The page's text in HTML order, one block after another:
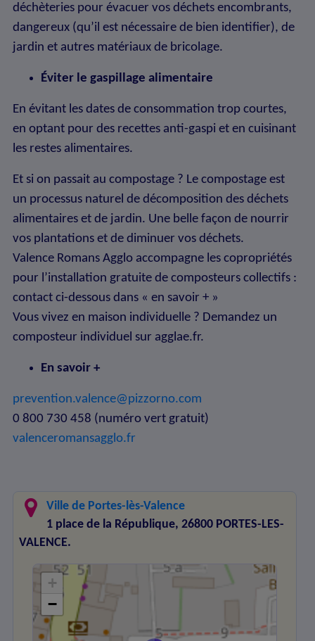
déchèteries pour évacuer vos déchets encombrants,
dangereux (qu’il est nécessaire de bien identifier), de
jardin et autres matériaux de bricolage.
Éviter le gaspillage alimentaire
En évitant les dates de consommation trop courtes,
en optant pour des recettes anti-gaspi et en cuisinant
les restes alimentaires.
Et si on passait au compostage ? Le compostage est
un processus naturel de décomposition des déchets
alimentaires et de jardin. Une belle façon de nourrir
vos plantations et de diminuer vos déchets.
Valence Romans Agglo accompagne les copropriétés
pour l’installation gratuite de composteurs collectifs :
contact ci-dessous dans « en savoir + »
Vous vivez en maison individuelle ? Demandez un
composteur individuel sur agglae.fr.
En savoir +
prevention.valence@pizzorno.com
0 800 730 458 (numéro vert gratuit)
valenceromansagglo.fr
Ville de Portes-lès-Valence
1 place de la République, 26800 PORTES-LES-
VALENCE.
+
−